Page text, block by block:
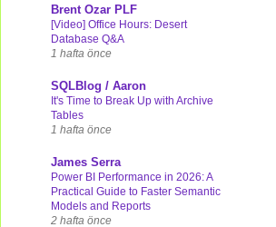
Brent Ozar PLF
[Video] Office Hours: Desert
Database Q&A
1 hafta önce
SQLBlog / Aaron
It's Time to Break Up with Archive
Tables
1 hafta önce
James Serra
Power BI Performance in 2026: A
Practical Guide to Faster Semantic
Models and Reports
2 hafta önce